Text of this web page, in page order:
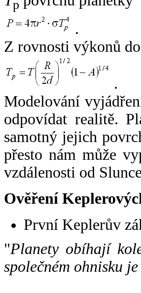
p
.
Z rovnosti výkonů
.
Modelování
odpovídat realitě.
samotný jejich
přesto nám může
vzdálenosti od
Ověření
První Keplerův
"Planety obíhají
společném ohnisku je